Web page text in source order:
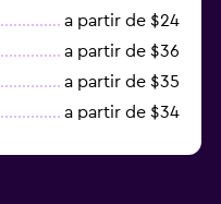
a partir de $24
a partir de $36
a partir de $35
a partir de $34